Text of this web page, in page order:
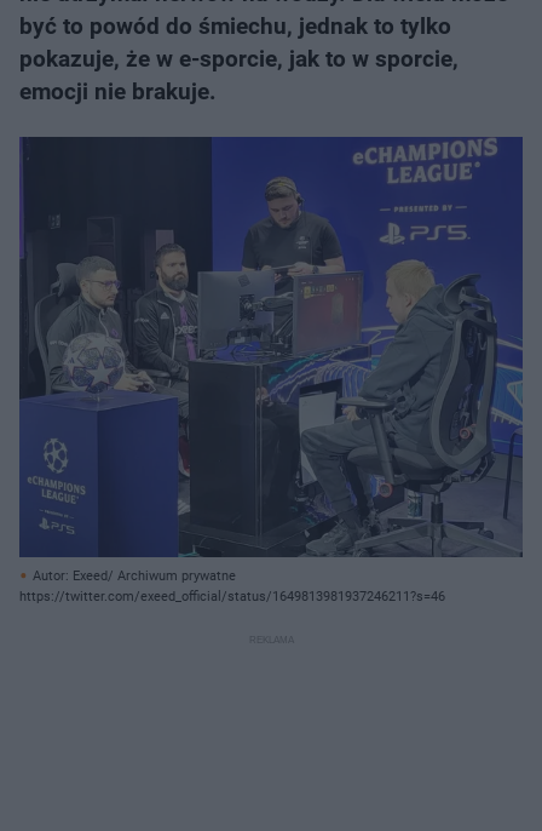
być to powód do śmiechu, jednak to tylko
pokazuje, że w e-sporcie, jak to w sporcie,
emocji nie brakuje.
Autor: Exeed/ Archiwum prywatne
https://twitter.com/exeed_official/status/1649813981937246211?s=46